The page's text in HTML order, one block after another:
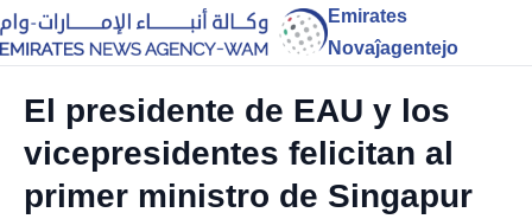
Emirates
Novaĵagentejo
El presidente de EAU y los
vicepresidentes felicitan al
primer ministro de Singapur